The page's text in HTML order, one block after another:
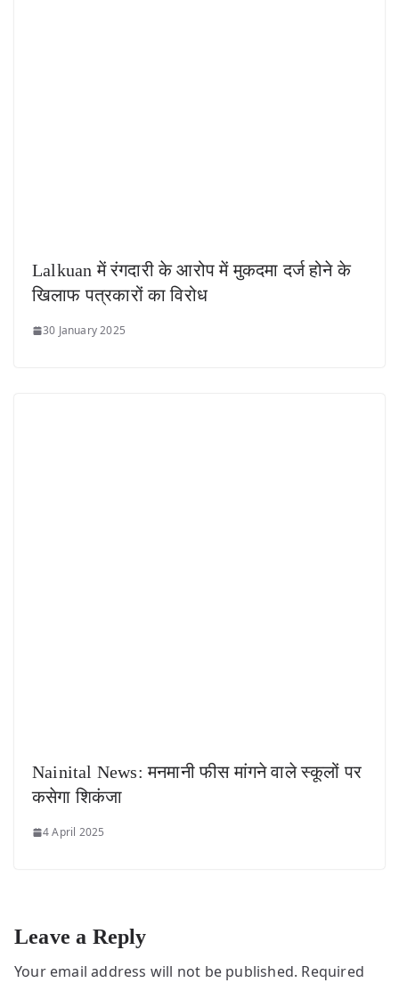
Lalkuan में रंगदारी के आरोप में मुकदमा दर्ज होने के
खिलाफ पत्रकारों का विरोध
30 January 2025
Nainital News: मनमानी फीस मांगने वाले स्कूलों पर
कसेगा शिकंजा
4 April 2025
Leave a Reply
Your email address will not be published. Required